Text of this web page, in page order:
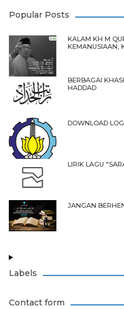
Popular Posts
KALAM KH M
KEMANUSIAAN,
BERBAGAI
HADDAD
DOWNLOAD
LIRIK LAGU
JANGAN
Labels
Contact form